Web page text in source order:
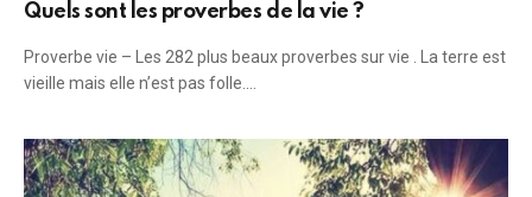
Quels sont les proverbes de la vie ?
Proverbe vie – Les 282 plus beaux proverbes sur vie . La terre est
vieille mais elle n’est pas folle.…